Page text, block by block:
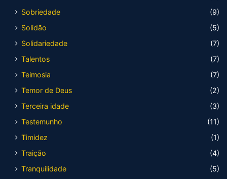
Sobriedade
(9)
Solidão
(5)
Solidariedade
(7)
Talentos
(7)
Teimosia
(7)
Temor de Deus
(2)
Terceira idade
(3)
Testemunho
(11)
Timidez
(1)
Traição
(4)
Tranquilidade
(5)